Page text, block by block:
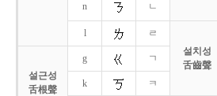
n ㄴ
l
ㄹ
설치성
舌齒聲
설근성
舌根聲
g ㄱ
k ㅋ